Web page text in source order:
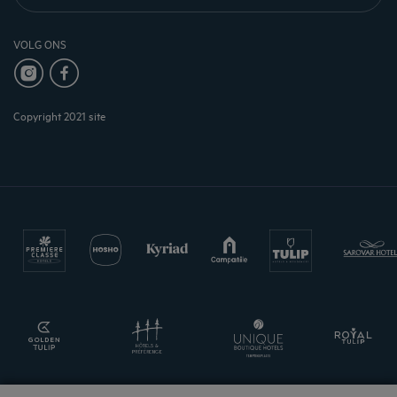
VOLG ONS
Copyright 2021 site